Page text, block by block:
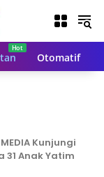
Otomatif
MEDIA Kunjungi
31 Anak Yatim